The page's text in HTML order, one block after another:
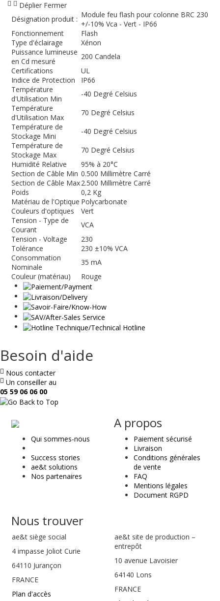
Déplier Fermer
Désignation produit : Module feu flash pour colonne BRC 230
+/-10% Vca - Vert - IP66
Fonctionnement
Flash
Type d'éclairage
Xénon
Puissance lumineuse
en Cd mesuré
200 Candela
Certifications
UL
Indice de Protection
IP66
Température
d'Utilisation Min
-40 Degré Celsius
Température
d'Utilisation Max
70 Degré Celsius
Température de
Stockage Mini
-40 Degré Celsius
Température de
Stockage Max
70 Degré Celsius
Humidité Relative
95% à 20°C
Section de Câble Min 0.500 Millimètre Carré
Section de Câble Max2.500 Millimètre Carré
Poids
0,2 Kg
Matériau de l'Optique Polycarbonate
Couleurs d'optiques
Vert
Tension - Type de
Courant
VCA
Tension - Voltage
230
Tolérance
230 ±10% VCA
Consommation
Nominale
35 mA
Couleur (matériau)
Rouge
Besoin d'aide
Nous contacter
Un conseiller au
05 59 06 06 00
ae
&
t
Qui sommes-nous
Success stories
ae&t solutions
Nos partenaires
A propos
Paiement sécurisé
Livraison
Conditions générales
de vente
FAQ
Mentions légales
Document RGPD
Nous trouver
ae&t siège social
4 impasse Joliot Curie
64110 Jurançon
FRANCE
Plan d'accès
ae&t site de production –
entrepôt
10 avenue Lavoisier
64140 Lons
FRANCE